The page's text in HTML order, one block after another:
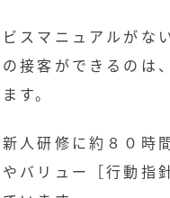
スマニュアルがな
接客ができるの
す。
人研修に約８０
バリュー［行動